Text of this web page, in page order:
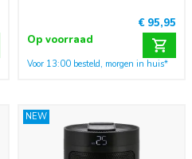
€ 95,95
Op voorraad
Voor 13:00 besteld, morgen in huis*
NEW